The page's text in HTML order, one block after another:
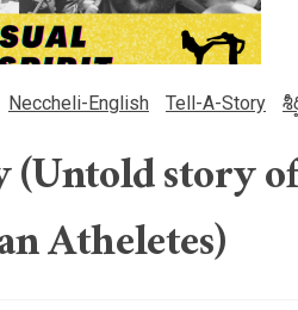
Neccheli-English Tell-A-Story
story
Atheletes)